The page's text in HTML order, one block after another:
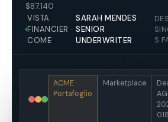
$87.140
VISTA
FINANCIER ·
COME
SARAH MENDES ·
SENIOR
UNDERWRITER
S
ACME ·
Portafoglio
Marketplace
018